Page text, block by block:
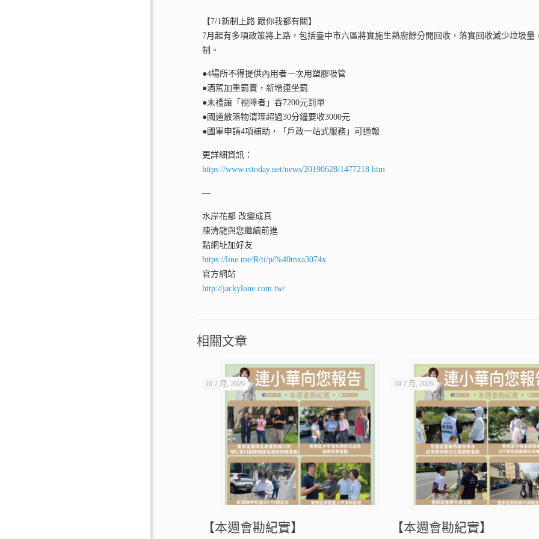
【7/1新制上路 跟你我都有關】
7月起有多項政策將上路，包括臺中市六區將實施生熟廚餘分開回收，落實回收減少垃圾
制。
●4場所不得提供內用者一次用塑膠吸管
●酒駕加重罰責，新增連坐罰
●未禮讓「視障者」吞7200元罰單
●國道散落物清理超過30分鐘要收3000元
●國軍申請4項補助，「戶政一站式服務」可通報
更詳細資訊：
https://www.ettoday.net/news/20190628/1477218.htm
—
水岸花都 改變成真
陳清龍與您繼續前進
點網址加好友
https://line.me/R/ti/p/%40mxa3074x
官方網站
http://jackylone.com.tw/
相關文章
10 7 月, 2026
【本週會勘紀實】
10 7 月, 2026
【本週會勘紀實】